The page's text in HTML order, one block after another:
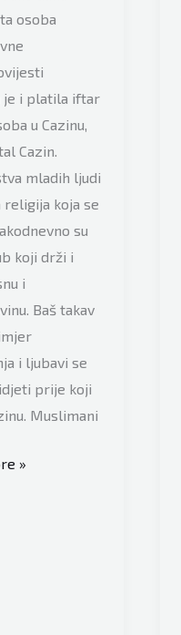
osoba
i platila iftar
u Cazinu,
Cazin.
mladih ljudi
koja se
su
koji drži i
i
Baš takav
i ljubavi se
prije koji
Muslimani
»